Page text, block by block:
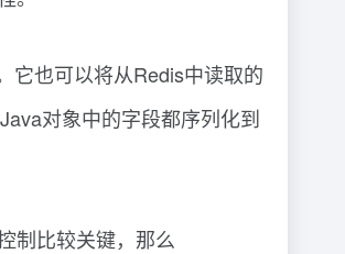
它也可以将从Redis中读取的
对象中的字段都序列化到
制比较关键，那么